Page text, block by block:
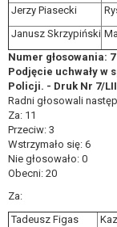
Jerzy Piasecki
Janusz Skrzypiński
Numer głosowania: 7
Podjęcie uchwały w
Policji. - Druk Nr 7/LII
Radni głosowali
Za: 11
Przeciw: 3
Wstrzymało się: 6
Nie głosowało: 0
Obecni: 20
Za:
Tadeusz Figas